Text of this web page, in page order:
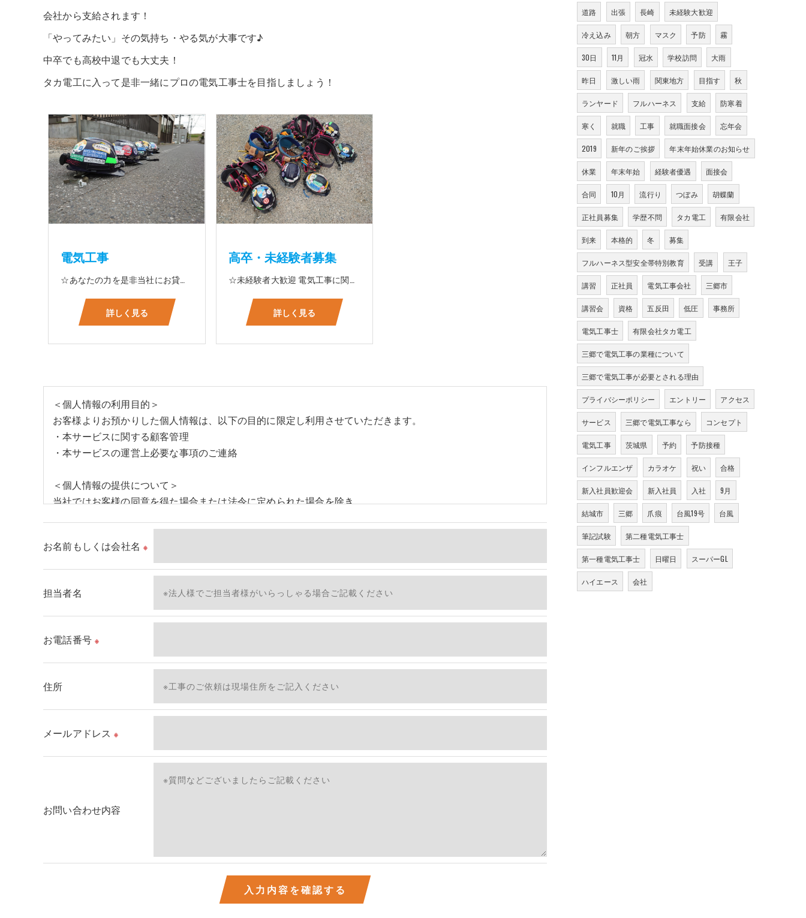
会社から支給されます！
「やってみたい」その気持ち・やる気が大事です♪
中卒でも高校中退でも大丈夫！
タカ電工に入って是非一緒にプロの電気工事士を目指しましょう！
電気工事
☆あなたの力を是非当社にお貸して下さい 電気工事に関する事ならオールマイティに対応しております（室内配線・室外配線、スイッチコンセント取付け、照明器具取付け、配電盤取付け、エアコン取付け、LANケーブル配線、アンテナ取付けなど） 【工具支給致します】 また新品工具と新品作業服を完全支給を致します。 高品質の作業服と工具入社してくれた方には支給致します♪
詳しく見る
高卒・未経験者募集
☆未経験者大歓迎 電気工事に関する事ならオールマイティに対応可能‼幅広く技術を身に付けて頂けます（室内配線・室外配線、スイッチコンセント取付け、照明器具取付け、配電盤取付け、エアコン取付け、LANケーブル配線、アンテナ取付けなど） 先輩社員が一から指導を行うため未経験の方でも安心して働いていただけます♪ ☆資格支援制度あり 実績があるからこそ社内で教習と経験を積んでいただくことで資格を当社で発行できることができます。 【工具支給致します】 また新品工具と新品作業服を完全支給を致します。 高品質の作業服と工具入社してくれた方には支給致します♪
詳しく見る
＜個人情報の利用目的＞
お客様よりお預かりした個人情報は、以下の目的に限定し利用させていただきます。
・本サービスに関する顧客管理
・本サービスの運営上必要な事項のご連絡
＜個人情報の提供について＞
当社ではお客様の同意を得た場合または法令に定められた場合を除き、
＜個人情報の委託について＞
当社では、利用目的の達成に必要な範囲において、個人情報を外部に委託する場合があります。
＜個人情報の安全管理＞
＜個人情報を与えなかった場合に生じる結果＞
了承ください。
＜個人情報の開示･訂正・削除･利用停止の手続について＞
ご本人である事を確認のうえ、対応させて頂きます。
個人情報の開示･訂正･削除・利用停止の具体的手続きにつきましては、お電話でお問合せ下さい。v
お名前もしくは会社名 ※
担当者名
お電話番号 ※
住所
メールアドレス ※
お問い合わせ内容
道路 出張 長崎 未経験大歓迎
冷え込み 朝方 マスク 予防 霧
30日 11月 冠水 学校訪問 大雨
昨日 激しい雨 関東地方 目指す 秋
ランヤード フルハーネス 支給 防寒着
寒く 就職 工事 就職面接会 忘年会
2019 新年のご挨拶 年末年始休業のお知らせ
休業 年末年始 経験者優遇 面接会
合同 10月 流行り つぼみ 胡蝶蘭
正社員募集 学歴不問 タカ電工 有限会社
到来 本格的 冬 募集
フルハーネス型安全帯特別教育 受講 王子
講習 正社員 電気工事会社 三郷市
講習会 資格 五反田 低圧 事務所
電気工事士 有限会社タカ電工
三郷で電気工事の業種について
三郷で電気工事が必要とされる理由
プライバシーポリシー エントリー アクセス
サービス 三郷で電気工事なら コンセプト
電気工事 茨城県 予約 予防接種
インフルエンザ カラオケ 祝い 合格
新入社員歓迎会 新入社員 入社 9月
結城市 三郷 爪痕 台風19号 台風
筆記試験 第二種電気工事士
第一種電気工事士 日曜日 スーパーGL
ハイエース 会社